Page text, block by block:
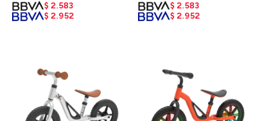
$ 2.583
$ 2.952
$ 2.583
$ 2.952